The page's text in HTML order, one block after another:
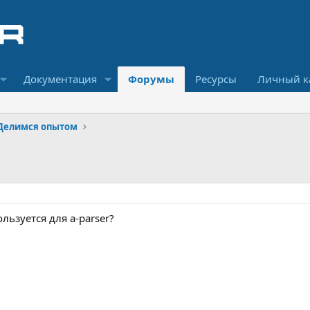
Документация Форумы Ресурсы Личный
опытом
для a-parser?